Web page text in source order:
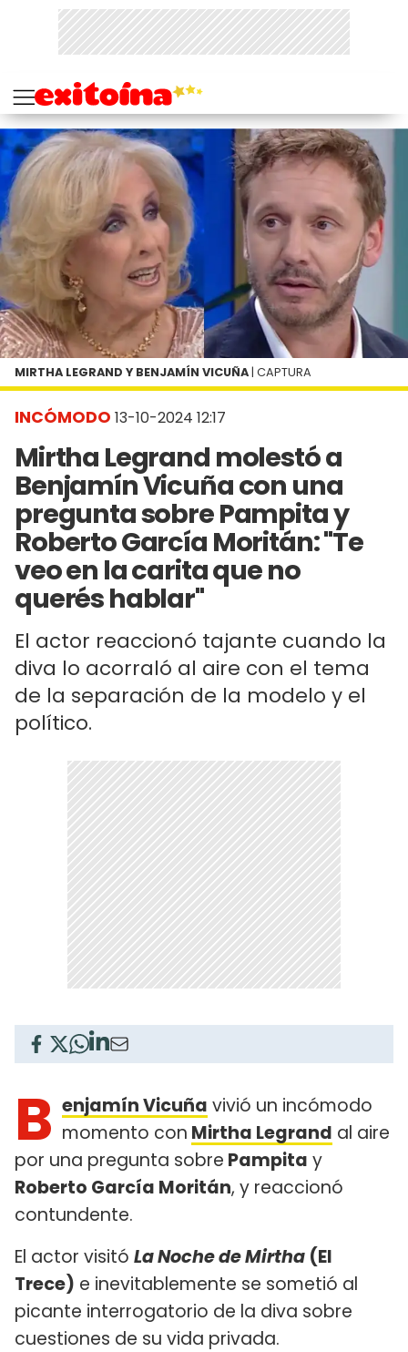
INCÓMODO 13-10-2024 12:17
Mirtha Legrand molestó a
Benjamín Vicuña con una
pregunta sobre Pampita y
Roberto García Moritán: "Te
veo en la carita que no
querés hablar"
El actor reaccionó tajante cuando la
diva lo acorraló al aire con el tema
de la separación de la modelo y el
político.
MIRTHA LEGRAND Y BENJAMÍN VICUÑA | CAPTURA
B enjamín Vicuña vivió un incómodo
momento con Mirtha Legrand al aire
por una pregunta sobre Pampita y
Roberto García Moritán, y reaccionó
contundente.
El actor visitó La Noche de Mirtha (El
Trece) e inevitablemente se sometió al
picante interrogatorio de la diva sobre
cuestiones de su vida privada.